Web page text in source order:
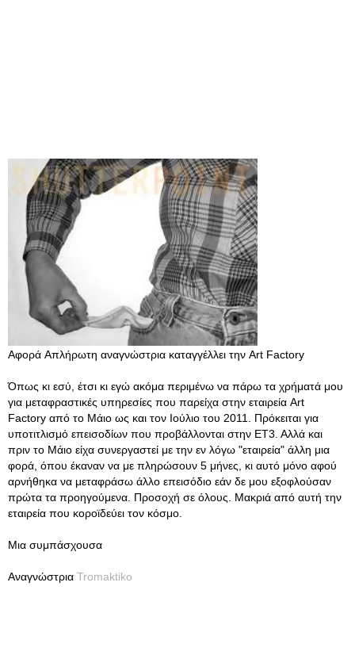
Αφορά Απλήρωτη αναγνώστρια καταγγέλλει την Art Factory
Όπως κι εσύ, έτσι κι εγώ ακόμα περιμένω να πάρω τα χρήματά μου
για μεταφραστικές υπηρεσίες που παρείχα στην εταιρεία Art
Factory από το Μάιο ως και τον Ιούλιο του 2011. Πρόκειται για
υποτιτλισμό επεισοδίων που προβάλλονται στην ΕΤ3. Αλλά και
πριν το Μάιο είχα συνεργαστεί με την εν λόγω "εταιρεία" άλλη μια
φορά, όπου έκαναν να με πληρώσουν 5 μήνες, κι αυτό μόνο αφού
αρνήθηκα να μεταφράσω άλλο επεισόδιο εάν δε μου εξοφλούσαν
πρώτα τα προηγούμενα. Προσοχή σε όλους. Μακριά από αυτή την
εταιρεία που κοροϊδεύει τον κόσμο.
Μια συμπάσχουσα
Αναγνώστρια Tromaktiko